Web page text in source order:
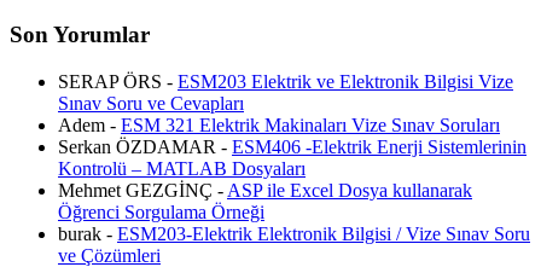
Son Yorumlar
SERAP ÖRS - ESM203 Elektrik ve Elektronik Bilgisi Vize
Sınav Soru ve Cevapları
Adem - ESM 321 Elektrik Makinaları Vize Sınav Soruları
Serkan ÖZDAMAR - ESM406 -Elektrik Enerji Sistemlerinin
Kontrolü – MATLAB Dosyaları
Mehmet GEZGİNÇ - ASP ile Excel Dosya kullanarak
Öğrenci Sorgulama Örneği
burak - ESM203-Elektrik Elektronik Bilgisi / Vize Sınav Soru
ve Çözümleri